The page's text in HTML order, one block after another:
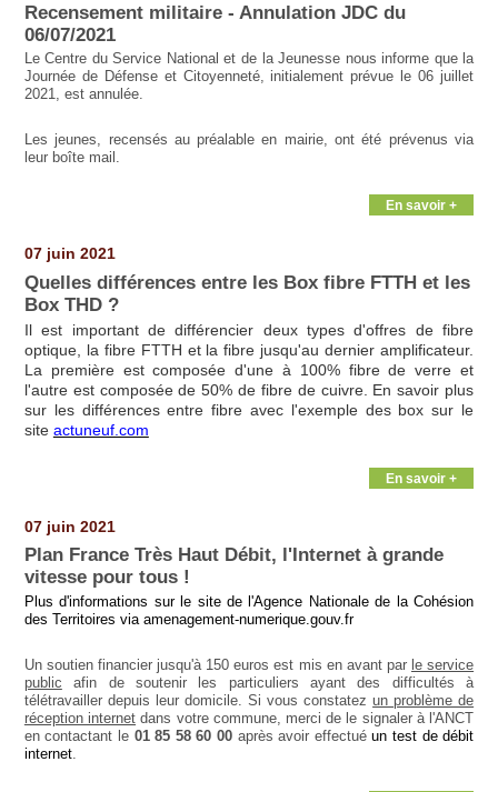
Recensement militaire - Annulation JDC du
06/07/2021
Le Centre du Service National et de la Jeunesse nous informe que la
Journée de Défense et Citoyenneté, initialement prévue le 06 juillet
2021, est annulée.
Les jeunes, recensés au préalable en mairie, ont été prévenus via
leur boîte mail.
En savoir +
07 juin 2021
Quelles différences entre les Box fibre FTTH et les
Box THD ?
Il est important de différencier deux types d'offres de fibre
optique, la fibre FTTH et la fibre jusqu'au dernier amplificateur.
La première est composée d'une à 100% fibre de verre et
l'autre est composée de 50% de fibre de cuivre. En savoir plus
sur les différences entre fibre avec l'exemple des box sur le
site actuneuf.com
En savoir +
07 juin 2021
Plan France Très Haut Débit, l'Internet à grande
vitesse pour tous !
Plus d'informations sur le site de l'Agence Nationale de la Cohésion
des Territoires via amenagement-numerique.gouv.fr
Un soutien financier jusqu'à 150 euros est mis en avant par le service
public afin de soutenir les particuliers ayant des difficultés à
télétravailler depuis leur domicile. Si vous constatezun problème de
réception internet dans votre commune, merci de le signaler à l'ANCT
en contactant le 01 85 58 60 00 après avoir effectuéun test de débit
internet.